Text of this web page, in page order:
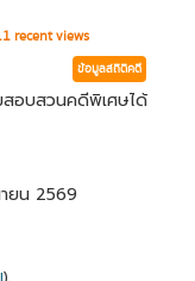
recent views
ข้อมูลสถิติคดี
อบสวนคดีพิเศษได้
ยน 2569